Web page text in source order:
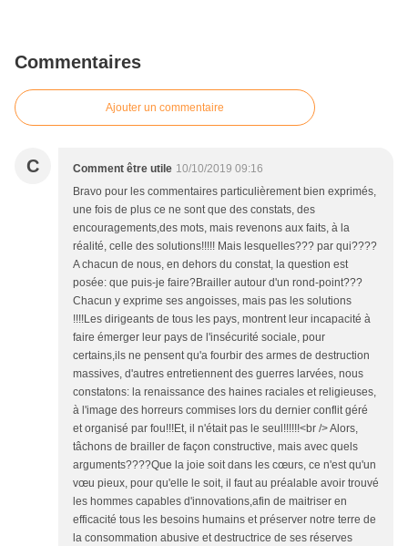
Commentaires
Ajouter un commentaire
C Comment être utile 10/10/2019 09:16
Bravo pour les commentaires particulièrement bien exprimés,
une fois de plus ce ne sont que des constats, des
encouragements,des mots, mais revenons aux faits, à la
réalité, celle des solutions!!!!! Mais lesquelles??? par qui????
A chacun de nous, en dehors du constat, la question est
posée: que puis-je faire?Brailler autour d'un rond-point???
Chacun y exprime ses angoisses, mais pas les solutions
!!!!Les dirigeants de tous les pays, montrent leur incapacité à
faire émerger leur pays de l'insécurité sociale, pour
certains,ils ne pensent qu'a fourbir des armes de destruction
massives, d'autres entretiennent des guerres larvées, nous
constatons: la renaissance des haines raciales et religieuses,
à l'image des horreurs commises lors du dernier conflit géré
et organisé par fou!!!Et, il n'était pas le seul!!!!!!<br /> Alors,
tâchons de brailler de façon constructive, mais avec quels
arguments????Que la joie soit dans les cœurs, ce n'est qu'un
vœu pieux, pour qu'elle le soit, il faut au préalable avoir trouvé
les hommes capables d'innovations,afin de maitriser en
efficacité tous les besoins humains et préserver notre terre de
la consommation abusive et destructrice de ses réserves